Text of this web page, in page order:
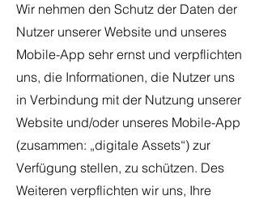
Wir nehmen den Schutz der Daten der
Nutzer unserer Website und unseres
Mobile-App sehr ernst und verpflichten
uns, die Informationen, die Nutzer uns
in Verbindung mit der Nutzung unserer
Website und/oder unseres Mobile-App
(zusammen: „digitale Assets“) zur
Verfügung stellen, zu schützen. Des
Weiteren verpflichten wir uns, Ihre